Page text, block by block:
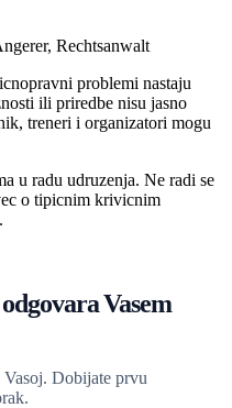
Rechtsanwalt
problemi nastaju
ili priredbe nisu jasno
treneri i organizatori mogu
u radu udruzenja. Ne radi se
o tipicnim krivicnim
Vasem
Dobijate prvu